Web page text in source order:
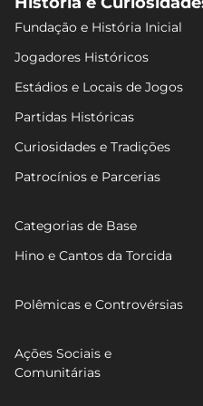
Fundação e História Inicial
Jogadores Históricos
Estádios e Locais de Jogos
Partidas Históricas
Curiosidades e Tradições
Patrocínios e Parcerias
Categorias de Base
Hino e Cantos da Torcida
Polêmicas e Controvérsias
Ações Sociais e
Comunitárias